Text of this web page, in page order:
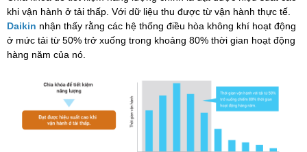
khi vận hành ở tải thấp. Với dữ liệu thu được từ vận hành thực tế.
Daikin nhận thấy rằng các hệ thống điều hòa không khí hoạt động
ở mức tải từ 50% trở xuống trong khoảng 80% thời gian hoạt động
hàng năm của nó.